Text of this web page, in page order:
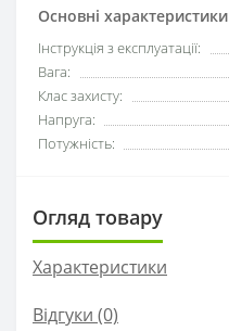
Основні характеристики
Інструкція з експлуатації:
Вага:
Клас захисту:
Напруга:
Потужність:
Огляд товару
Характеристики
Відгуки (0)